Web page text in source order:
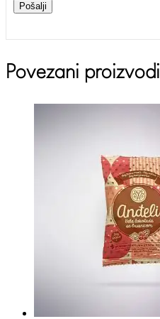
Pošalji
Povezani proizvodi